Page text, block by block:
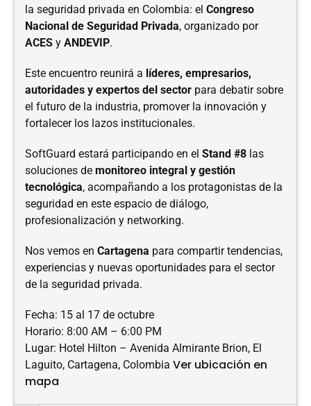
la seguridad privada en Colombia: el Congreso
Nacional de Seguridad Privada, organizado por
ACES y ANDEVIP.
Este encuentro reunirá a líderes, empresarios,
autoridades y expertos del sector para debatir sobre
el futuro de la industria, promover la innovación y
fortalecer los lazos institucionales.
SoftGuard estará participando en el Stand #8 las
soluciones de monitoreo integral y gestión
tecnológica, acompañando a los protagonistas de la
seguridad en este espacio de diálogo,
profesionalización y networking.
Nos vemos en Cartagena para compartir tendencias,
experiencias y nuevas oportunidades para el sector
de la seguridad privada.
Fecha: 15 al 17 de octubre
Horario: 8:00 AM – 6:00 PM
Lugar: Hotel Hilton – Avenida Almirante Brion, El
Laguito, Cartagena, Colombia Ver ubicación en
mapa